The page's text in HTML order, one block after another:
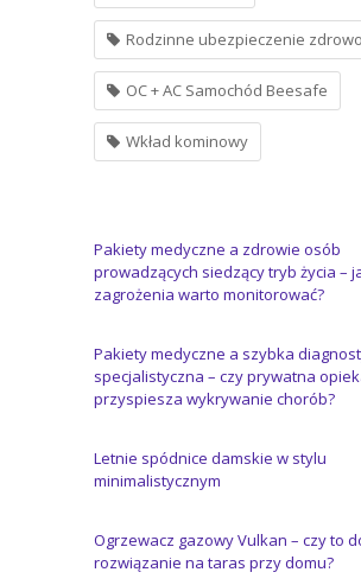
Rodzinne ubezpieczenie
OC + AC Samochód Beesafe
Wkład kominowy
Pakiety medyczne a zdrowie osób
prowadzących siedzący tryb życia –
zagrożenia warto monitorować?
Pakiety medyczne a szybka
specjalistyczna – czy prywatna
przyspiesza wykrywanie chorób?
Letnie spódnice damskie w stylu
minimalistycznym
Ogrzewacz gazowy Vulkan – czy to
rozwiązanie na taras przy domu?